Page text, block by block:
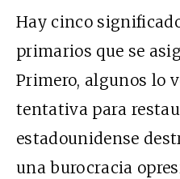
Hay cinco
primarios que se
Primero, algunos lo
tentativa para
estadounidense
una burocracia